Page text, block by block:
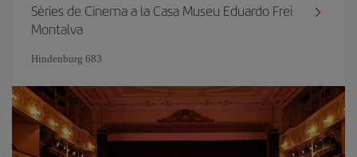
Sèries de Cinema a la Casa Museu Eduardo Frei
Montalva
Hindenburg 683